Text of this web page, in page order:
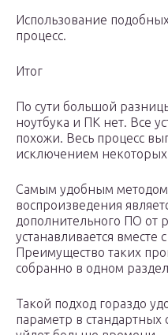
Использование
процесс.
Итог
По сути большой
ноутбука и ПК нет. Все
похожи. Весь процесс
исключением
Самым удобным методом
воспроизведения
дополнительного ПО от
устанавливается вместе
Преимущество таких
собранно в одном
Такой подход гораздо
параметр в стандартных